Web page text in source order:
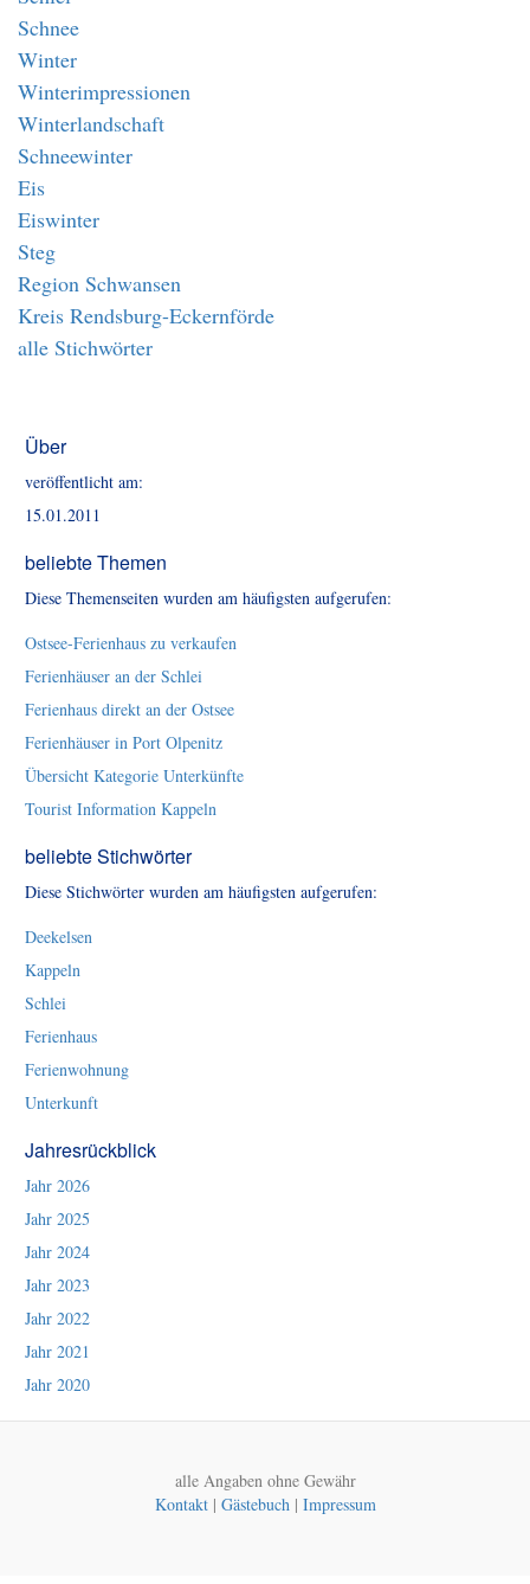
Schnee
Winter
Winterimpressionen
Winterlandschaft
Schneewinter
Eis
Eiswinter
Steg
Region Schwansen
Kreis Rendsburg-Eckernförde
alle Stichwörter
Über
veröffentlicht am:
15.01.2011
beliebte Themen
Diese Themenseiten wurden am häufigsten aufgerufen:
Ostsee-Ferienhaus zu verkaufen
Ferienhäuser an der Schlei
Ferienhaus direkt an der Ostsee
Ferienhäuser in Port Olpenitz
Übersicht Kategorie Unterkünfte
Tourist Information Kappeln
beliebte Stichwörter
Diese Stichwörter wurden am häufigsten aufgerufen:
Deekelsen
Kappeln
Schlei
Ferienhaus
Ferienwohnung
Unterkunft
Jahresrückblick
Jahr 2026
Jahr 2025
Jahr 2024
Jahr 2023
Jahr 2022
Jahr 2021
Jahr 2020
alle Angaben ohne Gewähr
Kontakt| Gästebuch| Impressum